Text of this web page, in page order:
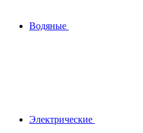
Водяные
Электрические